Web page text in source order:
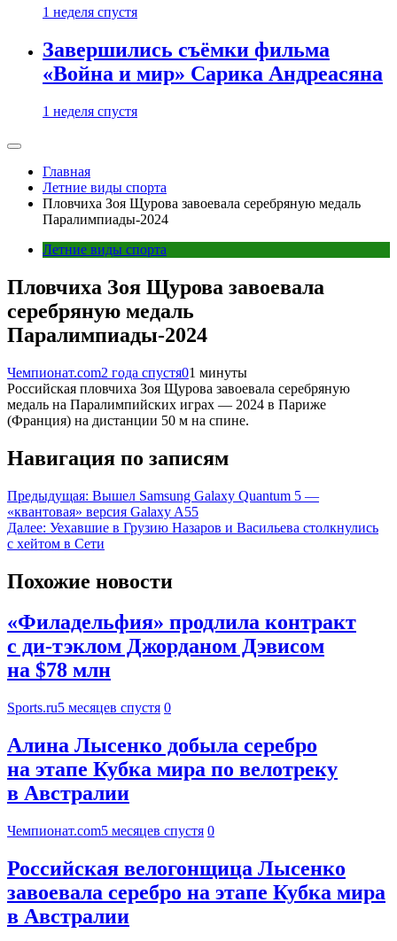
1 неделя спустя
Завершились съёмки фильма
«Война и мир» Сарика Андреасяна
1 неделя спустя
Главная
Летние виды спорта
Пловчиха Зоя Щурова завоевала серебряную медаль
Паралимпиады-2024
Летние виды спорта
Пловчиха Зоя Щурова завоевала
серебряную медаль
Паралимпиады-2024
Чемпионат.com2 года спустя01 минуты
Российская пловчиха Зоя Щурова завоевала серебряную
медаль на Паралимпийских играх — 2024 в Париже
(Франция) на дистанции 50 м на спине.
Навигация по записям
Предыдущая: Вышел Samsung Galaxy Quantum 5 —
«квантовая» версия Galaxy A55
Далее: Уехавшие в Грузию Назаров и Васильева столкнулись
с хейтом в Сети
Похожие новости
«Филадельфия» продлила контракт
с ди-тэклом Джорданом Дэвисом
на $78 млн
Sports.ru5 месяцев спустя 0
Алина Лысенко добыла серебро
на этапе Кубка мира по велотреку
в Австралии
Чемпионат.com5 месяцев спустя 0
Российская велогонщица Лысенко
завоевала серебро на этапе Кубка мира
в Австралии